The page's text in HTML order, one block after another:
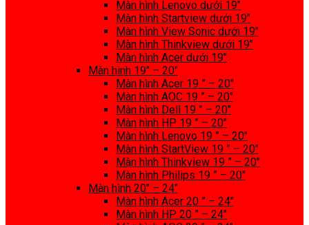
Màn hình Lenovo dưới 19″
Màn hình Startview dưới 19″
Màn hình View Sonic dưới 19″
Màn hình Thinkview dưới 19″
Màn hình Acer dưới 19″
Màn hình 19″ – 20″
Màn hình Acer 19 ” – 20″
Màn hình AOC 19 ” – 20″
Màn hình Dell 19 ” – 20″
Màn hình HP 19 ” – 20″
Màn hình Lenovo 19 ” – 20″
Màn hình StartView 19 ” – 20″
Màn hình Thinkview 19 ” – 20″
Màn hình Philips 19 ” – 20″
Màn hình 20″ – 24″
Màn hình Acer 20 ” – 24″
Màn hình HP 20 ” – 24″